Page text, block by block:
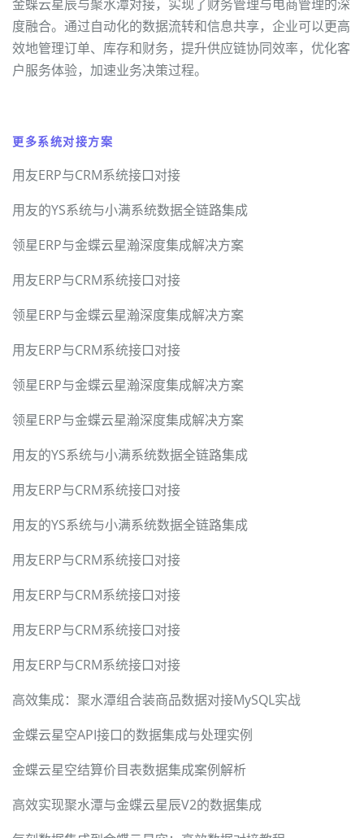
金蝶云星辰与聚水潭对接，实现了财务管理与电商管理的深
度融合。通过自动化的数据流转和信息共享，企业可以更高
效地管理订单、库存和财务，提升供应链协同效率，优化客
户服务体验，加速业务决策过程。
更多系统对接方案
用友ERP与CRM系统接口对接
用友的YS系统与小满系统数据全链路集成
领星ERP与金蝶云星瀚深度集成解决方案
用友ERP与CRM系统接口对接
领星ERP与金蝶云星瀚深度集成解决方案
用友ERP与CRM系统接口对接
领星ERP与金蝶云星瀚深度集成解决方案
领星ERP与金蝶云星瀚深度集成解决方案
用友的YS系统与小满系统数据全链路集成
用友ERP与CRM系统接口对接
用友的YS系统与小满系统数据全链路集成
用友ERP与CRM系统接口对接
用友ERP与CRM系统接口对接
用友ERP与CRM系统接口对接
用友ERP与CRM系统接口对接
高效集成：聚水潭组合装商品数据对接MySQL实战
金蝶云星空API接口的数据集成与处理实例
金蝶云星空结算价目表数据集成案例解析
高效实现聚水潭与金蝶云星辰V2的数据集成